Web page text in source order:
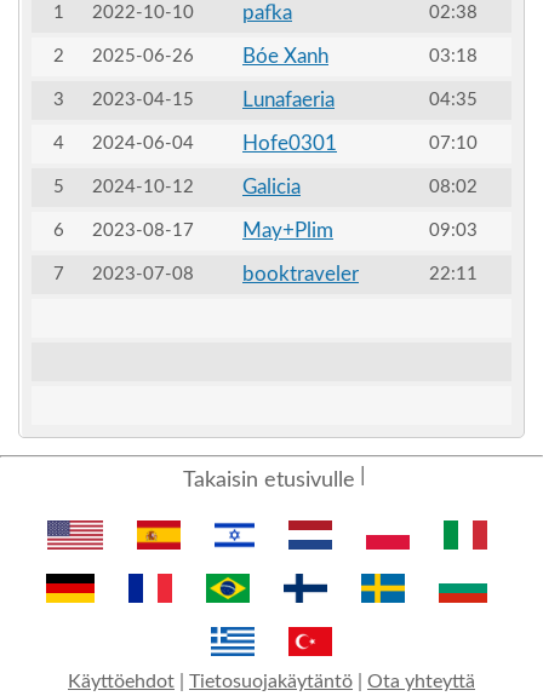
1
2022-10-10 pafka 02:38
2 2025-06-26 Bóe Xanh 03:18
3 2023-04-15 Lunafaeria 04:35
4 2024-06-04 Hofe0301 07:10
5 2024-10-12 Galicia 08:02
6 2023-08-17 May+Plim 09:03
7 2023-07-08 booktraveler 22:11
Takaisin etusivulle
Käyttöehdot Tietosuojakäytäntö Ota yhteyttä